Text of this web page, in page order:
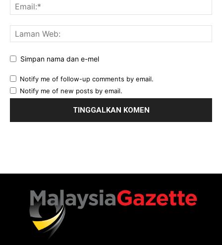
Simpan nama dan e-mel
Notify me of follow-up comments by email.
Notify me of new posts by email.